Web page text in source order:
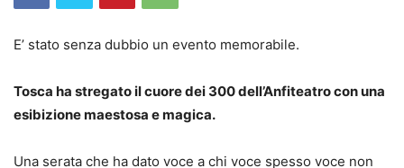
E’ stato senza dubbio un evento memorabile.
Tosca ha stregato il cuore dei 300 dell’Anfiteatro con una
esibizione maestosa e magica.
Una serata che ha dato voce a chi voce spesso voce non